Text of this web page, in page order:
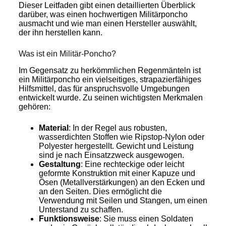
Dieser Leitfaden gibt einen detaillierten Überblick
darüber, was einen hochwertigen Militärponcho
ausmacht und wie man einen Hersteller auswählt,
der ihn herstellen kann.
Was ist ein Militär-Poncho?
Im Gegensatz zu herkömmlichen Regenmänteln ist
ein Militärponcho ein vielseitiges, strapazierfähiges
Hilfsmittel, das für anspruchsvolle Umgebungen
entwickelt wurde. Zu seinen wichtigsten Merkmalen
gehören:
Material : In der Regel aus robusten,
wasserdichten Stoffen wie Ripstop-Nylon oder
Polyester hergestellt. Gewicht und Leistung
sind je nach Einsatzzweck ausgewogen.
Gestaltung: Eine rechteckige oder leicht
geformte Konstruktion mit einer Kapuze und
Ösen (Metallverstärkungen) an den Ecken und
an den Seiten. Dies ermöglicht die
Verwendung mit Seilen und Stangen, um einen
Unterstand zu schaffen.
Funktionsweise: Sie muss einen Soldaten